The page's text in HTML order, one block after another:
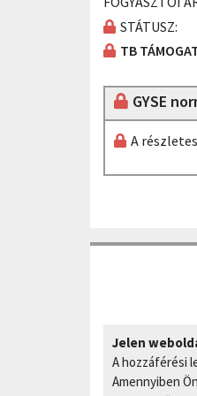
STÁTUSZ:
TB
GYSE
A
Jelen
A hozzáférési
Amennyiben